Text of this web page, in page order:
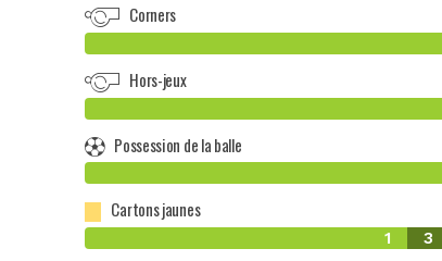
Corners
Hors-jeux
Possession de la balle
Cartons jaunes
1 3